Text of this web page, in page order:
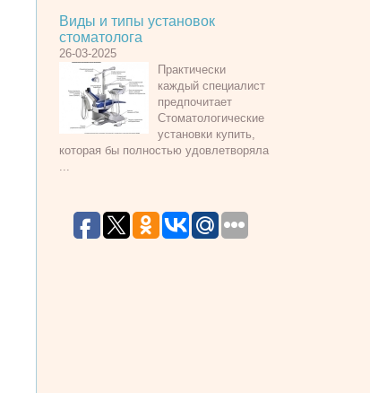
Виды и типы установок
стоматолога
26-03-2025
Практически
каждый специалист
предпочитает
Стоматологические
установки купить,
которая бы полностью удовлетворяла
...